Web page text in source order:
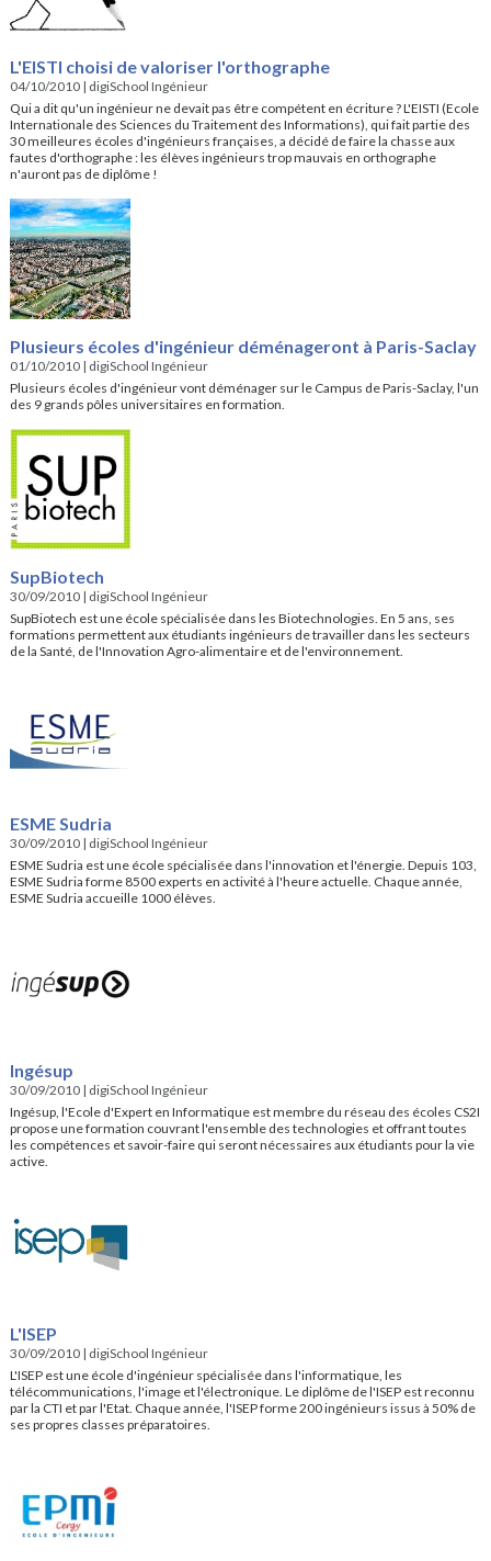
L'EISTI choisi de valoriser l'orthographe
04/10/2010| digiSchool Ingénieur
Qui a dit qu'un ingénieur ne devait pas être compétent en écriture ? L'EISTI (Ecole
Internationale des Sciences du Traitement des Informations), qui fait partie des
30 meilleures écoles d'ingénieurs françaises, a décidé de faire la chasse aux
fautes d'orthographe : les élèves ingénieurs trop mauvais en orthographe
n'auront pas de diplôme !
Plusieurs écoles d'ingénieur déménageront à Paris-Saclay
01/10/2010| digiSchool Ingénieur
Plusieurs écoles d'ingénieur vont déménager sur le Campus de Paris-Saclay, l'un
des 9 grands pôles universitaires en formation.
SupBiotech
30/09/2010| digiSchool Ingénieur
SupBiotech est une école spécialisée dans les Biotechnologies. En 5 ans, ses
formations permettent aux étudiants ingénieurs de travailler dans les secteurs
de la Santé, de l'Innovation Agro-alimentaire et de l'environnement.
ESME Sudria
30/09/2010| digiSchool Ingénieur
ESME Sudria est une école spécialisée dans l'innovation et l'énergie. Depuis 103,
ESME Sudria forme 8500 experts en activité à l'heure actuelle. Chaque année,
ESME Sudria accueille 1000 élèves.
Ingésup
30/09/2010| digiSchool Ingénieur
Ingésup, l'Ecole d'Expert en Informatique est membre du réseau des écoles CS2I
propose une formation couvrant l'ensemble des technologies et offrant toutes
les compétences et savoir-faire qui seront nécessaires aux étudiants pour la vie
active.
L'ISEP
30/09/2010| digiSchool Ingénieur
L'ISEP est une école d'ingénieur spécialisée dans l'informatique, les
télécommunications, l'image et l'électronique. Le diplôme de l'ISEP est reconnu
par la CTI et par l'Etat. Chaque année, l'ISEP forme 200 ingénieurs issus à 50% de
ses propres classes préparatoires.